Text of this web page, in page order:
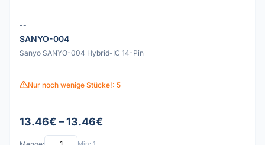
--
SANYO-004
Sanyo SANYO-004 Hybrid-IC 14-Pin
Nur noch wenige Stücke!: 5
13.46€ – 13.46€